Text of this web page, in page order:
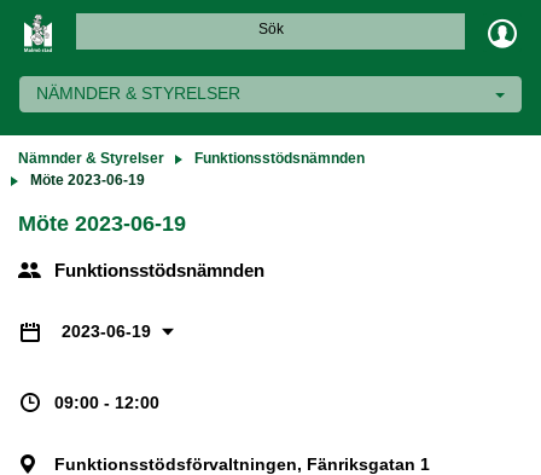
Sök
NÄMNDER & STYRELSER
Nämnder & Styrelser
Funktionsstödsnämnden
Möte 2023-06-19
Möte 2023-06-19
Funktionsstödsnämnden
2023-06-19
09:00 - 12:00
Funktionsstödsförvaltningen, Fänriksgatan 1